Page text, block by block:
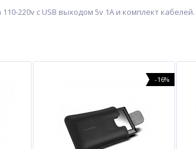
220v с USB выходом 5v 1A и комплект кабелей.
-16%